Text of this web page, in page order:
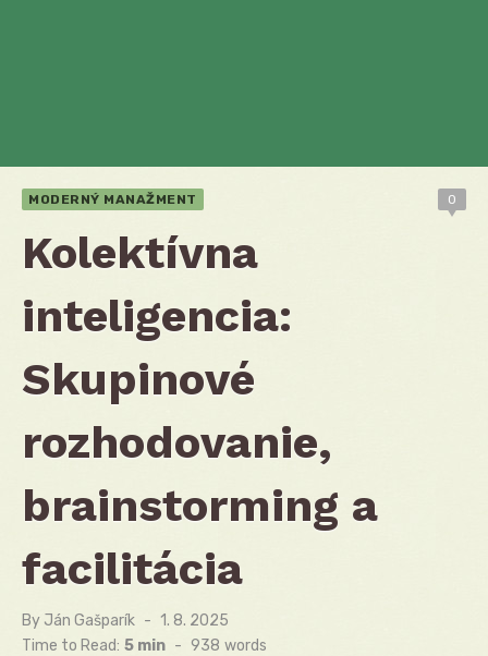
MODERNÝ MANAŽMENT 0
Kolektívna
inteligencia:
Skupinové
rozhodovanie,
brainstorming a
facilitácia
By Ján Gašparík
Posted
on
1. 8. 2025
Time to Read: 5 min - 938 words